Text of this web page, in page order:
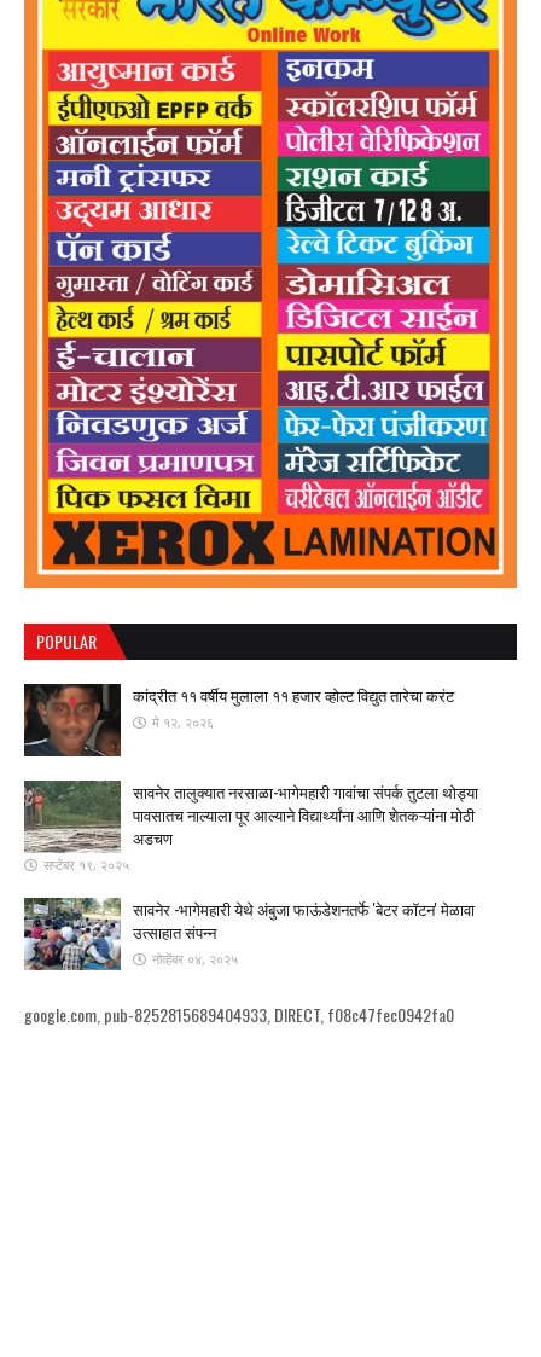
POPULAR
कांद्रीत ११ वर्षीय मुलाला ११ हजार व्होल्ट विद्युत तारेचा करंट
मे १२, २०२६
सावनेर तालुक्यात नरसाळा-भागेमहारी गावांचा संपर्क तुटला ​थोड्या
पावसातच नाल्याला पूर आल्याने विद्यार्थ्यांना आणि शेतकऱ्यांना मोठी
अडचण
सप्टेंबर १९, २०२५
सावनेर -भागेमहारी येथे अंबुजा फाऊंडेशनतर्फे 'बेटर कॉटन' मेळावा
उत्साहात संपन्न
नोव्हेंबर ०४, २०२५
google.com, pub-8252815689404933, DIRECT, f08c47fec0942fa0